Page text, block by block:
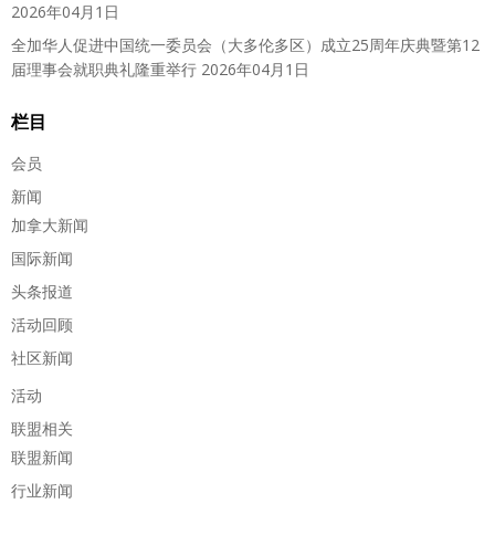
2026年04月1日
全加华人促进中国统一委员会（大多伦多区）成立25周年庆典暨第12
届理事会就职典礼隆重举行 2026年04月1日
栏目
会员
新闻
加拿大新闻
国际新闻
头条报道
活动回顾
社区新闻
活动
联盟相关
联盟新闻
行业新闻